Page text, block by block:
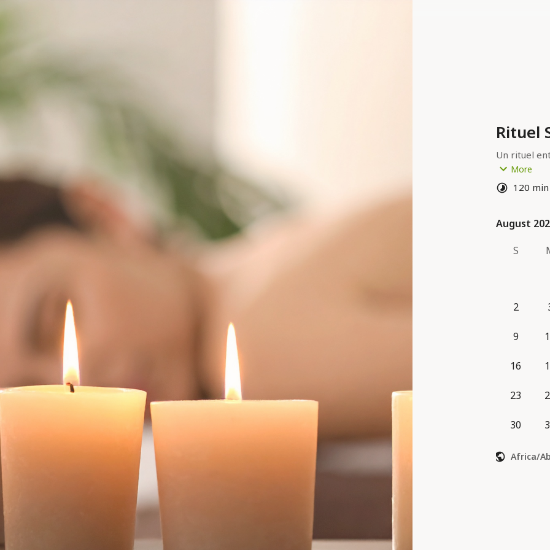
Rituel
Un rituel
massage
moment.
+
Massage
Durée : 2h
More
120 min
August
August
S
2
9
16
23
30
Africa/